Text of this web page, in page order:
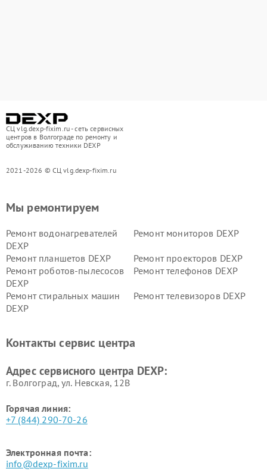
СЦ vlg.dexp-fixim.ru - сеть сервисных
центров в Волгограде по ремонту и
обслуживанию техники DEXP
2021-2026 © СЦ vlg.dexp-fixim.ru
Мы ремонтируем
Ремонт водонагревателей
DEXP
Ремонт мониторов DEXP
Ремонт планшетов DEXP
Ремонт проекторов DEXP
Ремонт роботов-пылесосов
DEXP
Ремонт телефонов DEXP
Ремонт стиральных машин
DEXP
Ремонт телевизоров DEXP
Ремонт серверов DEXP
Ремонт мини пк DEXP
Контакты сервис центра
Адрес сервисного центра DEXP:
г. Волгоград, ул. Невская, 12В
Горячая линия:
+7 (844) 290-70-26
Электронная почта:
info@dexp-fixim.ru